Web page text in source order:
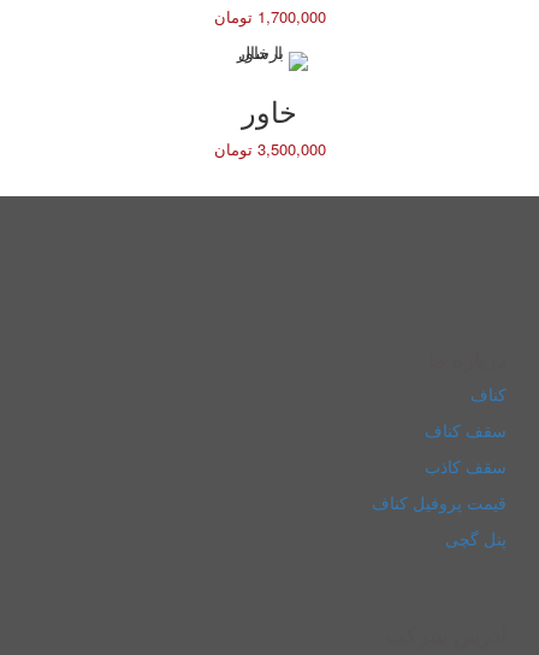
1,700,000 تومان
خاور
3,500,000 تومان
کناف
سقف کناف
سقف کاذب
قیمت پروفیل کناف
پنل گچی